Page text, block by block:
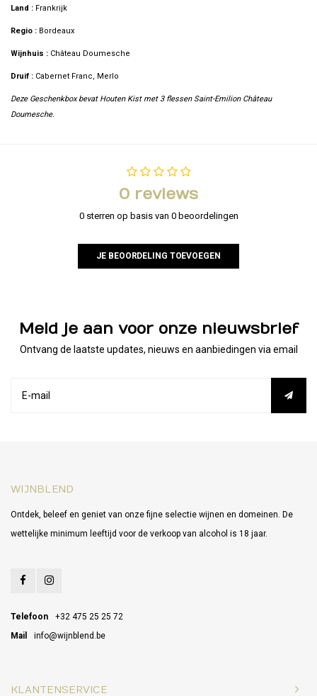
Land : Frankrijk
Regio : Bordeaux
Wijnhuis : Château Doumesche
Druif : Cabernet Franc, Merlo
Deze Geschenkbox bevat Houten Kist met 3 flessen Saint-Emilion Château
Doumesche.
0 reviews
0 sterren op basis van 0 beoordelingen
JE BEOORDELING TOEVOEGEN
Meld je aan voor onze nieuwsbrief
Ontvang de laatste updates, nieuws en aanbiedingen via email
WIJNBLEND
Ontdek, beleef en geniet van onze fijne selectie wijnen en domeinen. De
wettelijke minimum leeftijd voor de verkoop van alcohol is 18 jaar.
Telefoon
+32 475 25 25 72
Mail
info@wijnblend.be
KLANTENSERVICE